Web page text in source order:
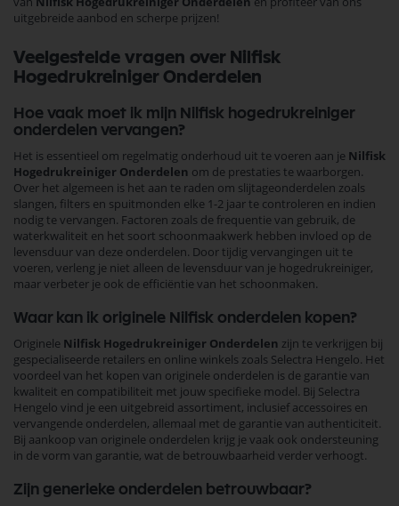
uitgebreide aanbod en scherpe prijzen!
Veelgestelde vragen over Nilfisk
Hogedrukreiniger Onderdelen
Hoe vaak moet ik mijn Nilfisk hogedrukreiniger
onderdelen vervangen?
Het is essentieel om regelmatig onderhoud uit te voeren aan je Nilfisk
Hogedrukreiniger Onderdelen om de prestaties te waarborgen.
Over het algemeen is het aan te raden om slijtageonderdelen zoals
slangen, filters en spuitmonden elke 1-2 jaar te controleren en indien
nodig te vervangen. Factoren zoals de frequentie van gebruik, de
waterkwaliteit en het soort schoonmaakwerk hebben invloed op de
levensduur van deze onderdelen. Door tijdig vervangingen uit te
voeren, verleng je niet alleen de levensduur van je hogedrukreiniger,
maar verbeter je ook de efficiëntie van het schoonmaken.
Waar kan ik originele Nilfisk onderdelen kopen?
Originele Nilfisk Hogedrukreiniger Onderdelen zijn te verkrijgen bij
gespecialiseerde retailers en online winkels zoals Selectra Hengelo. Het
voordeel van het kopen van originele onderdelen is de garantie van
kwaliteit en compatibiliteit met jouw specifieke model. Bij Selectra
Hengelo vind je een uitgebreid assortiment, inclusief accessoires en
vervangende onderdelen, allemaal met de garantie van authenticiteit.
Bij aankoop van originele onderdelen krijg je vaak ook ondersteuning
in de vorm van garantie, wat de betrouwbaarheid verder verhoogt.
Zijn generieke onderdelen betrouwbaar?